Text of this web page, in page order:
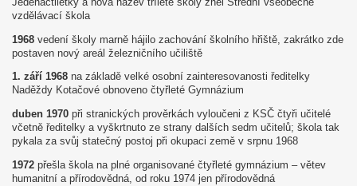
vzdělávací škola
1968 vedení školy marně hájilo zachování školního hřiště, zakrátko zde
postaven nový areál železničního učiliště
1. září 1968 na základě velké osobní zainteresovanosti ředitelky
Naděždy Kotačové obnoveno čtyřleté Gymnázium
duben 1970 při stranických prověrkách vyloučeni z KSČ čtyři učitelé
včetně ředitelky a vyškrtnuto ze strany dalších sedm učitelů; škola tak
pykala za svůj statečný postoj při okupaci země v srpnu 1968
1972 přešla škola na plné organisované čtyřleté gymnázium – větev
humanitní a přírodovědná, od roku 1974 jen přírodovědná